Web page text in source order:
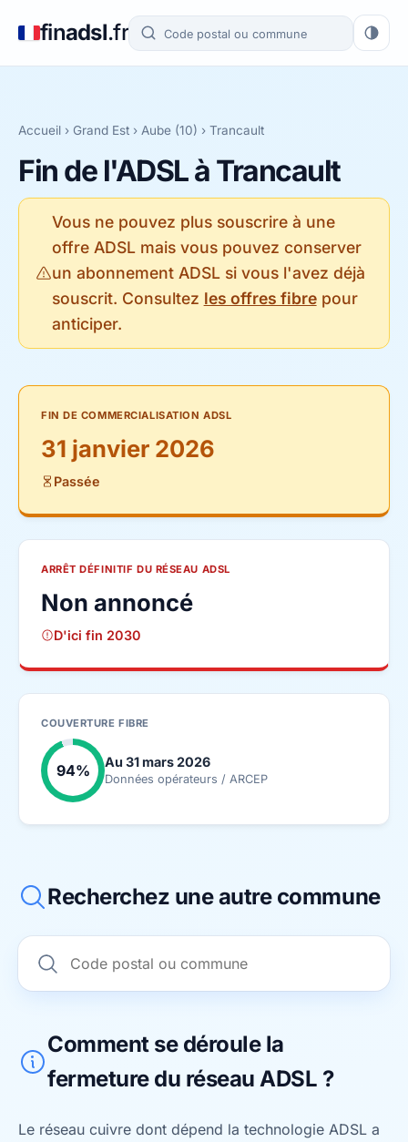
finadsl.fr
Accueil › Grand Est › Aube (10) › Trancault
Fin de l'ADSL à Trancault
Vous ne pouvez plus souscrire à une
offre ADSL mais vous pouvez conserver
un abonnement ADSL si vous l'avez déjà
souscrit. Consultez les offres fibrepour
anticiper.
FIN DE COMMERCIALISATION ADSL
31 janvier 2026
Passée
ARRÊT DÉFINITIF DU RÉSEAU ADSL
Non annoncé
D'ici fin 2030
COUVERTURE FIBRE
94% Au 31 mars 2026
Données opérateurs / ARCEP
Recherchez une autre commune
Comment se déroule la
fermeture du réseau ADSL ?
Le réseau cuivre dont dépend la technologie ADSL a